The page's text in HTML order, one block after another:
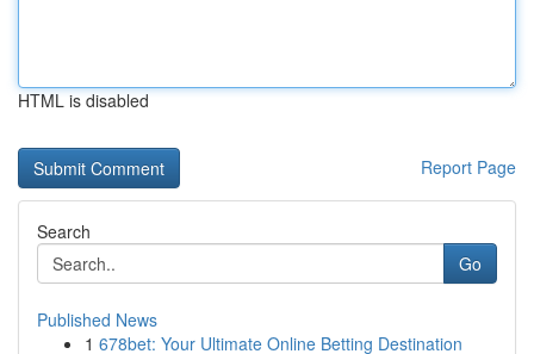
HTML is disabled
Report Page
Search
Go
Published News
1 678bet: Your Ultimate Online Betting Destination